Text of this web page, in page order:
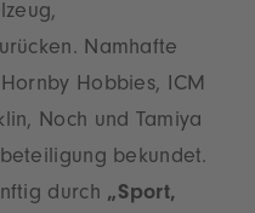
Namhafte
Hobbies, ICM
Noch und Tamiya
bekundet.
durch „Sport,